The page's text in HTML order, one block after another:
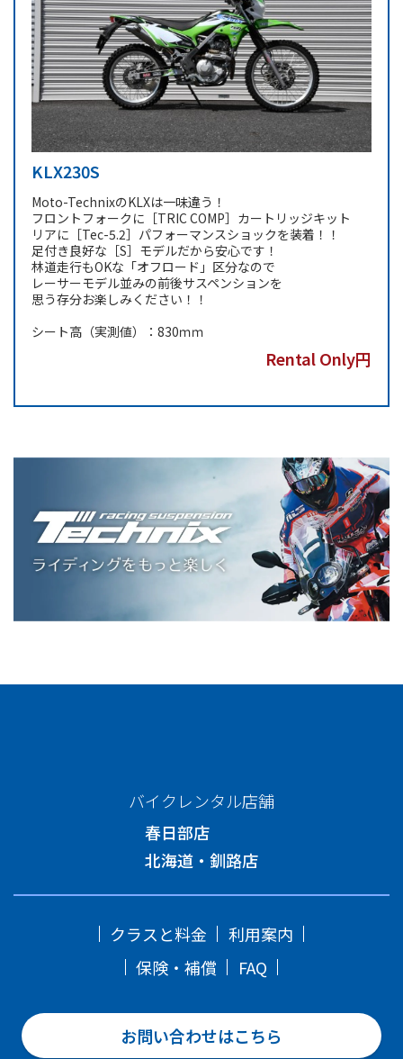
KLX230S
Moto-TechnixのKLXは一味違う！
フロントフォークに［TRIC COMP］カートリッジキット
リアに［Tec-5.2］パフォーマンスショックを装着！！
足付き良好な［S］モデルだから安心です！
林道走行もOKな「オフロード」区分なので
レーサーモデル並みの前後サスペンションを
思う存分お楽しみください！！
シート高（実測値）：830ｍｍ
Rental Only円
バイクレンタル店舗
春日部店
北海道・釧路店
クラスと料金
利用案内
保険・補償
FAQ
お問い合わせはこちら